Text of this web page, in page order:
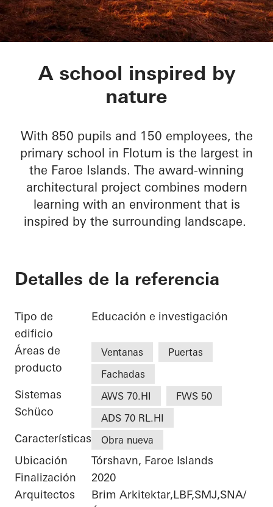
Primary school in
A school inspired by
nature
With 850 pupils and 150 employees, the
primary school in Flotum is the largest in
the Faroe Islands. The award-winning
architectural project combines modern
learning with an environment that is
inspired by the surrounding landscape.
Detalles de la referencia
Tipo de
edificio
Educación e investigación
Áreas de
producto
Ventanas
Puertas
Fachadas
Sistemas
Schüco
AWS 70.HI
FWS 50
ADS 70 RL.HI
Características Obra nueva
Ubicación
Tórshavn, Faroe Islands
Finalización
2020
Arquitectos
Brim Arkitektar,LBF,SMJ,SNA/